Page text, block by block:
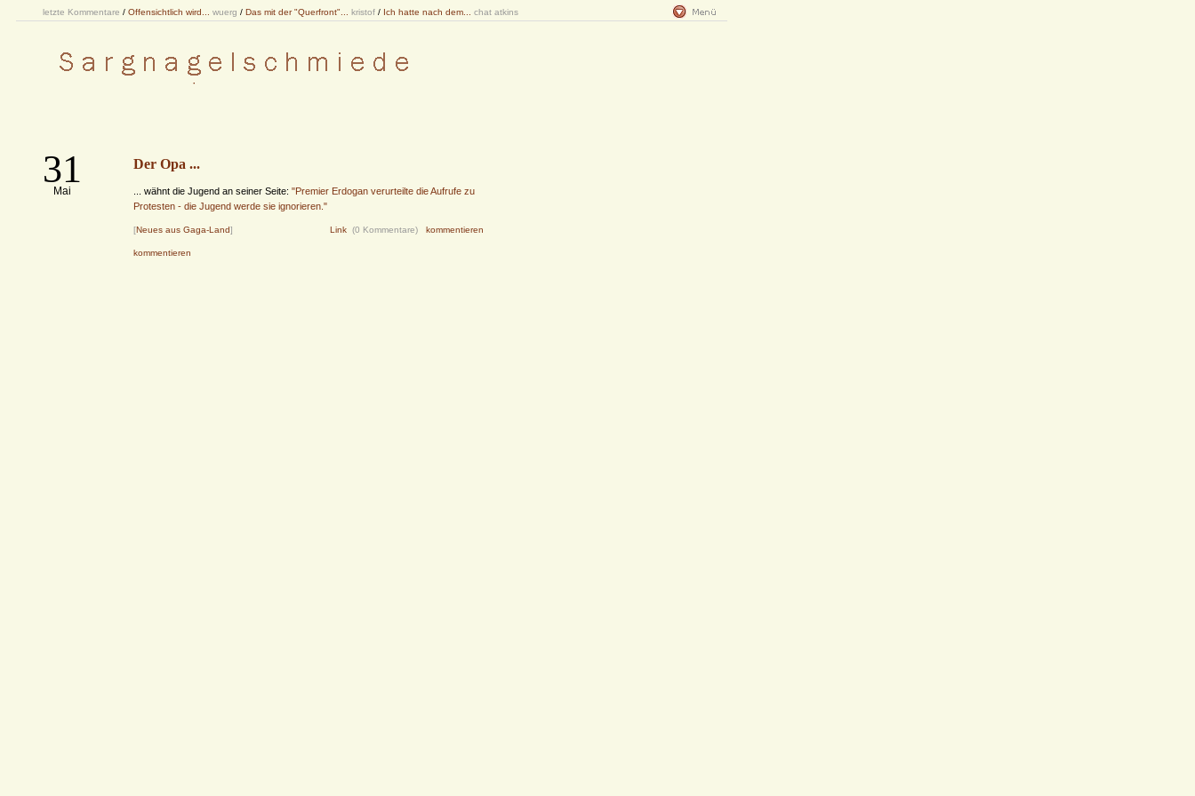
letzte Kommentare / Offensichtlich wird... wuerg / Das mit der "Querfront"... kristof / Ich hatte nach dem... chat atkins
31
Mai
Der Opa ...
... wähnt die Jugend an seiner Seite: "Premier Erdogan verurteilte die Aufrufe zu
Protesten - die Jugend werde sie ignorieren."
[Neues aus Gaga-Land] Link (0 Kommentare) kommentieren
kommentieren